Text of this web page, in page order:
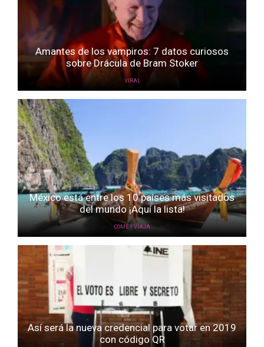
Amantes de los vampiros: 7 datos curiosos
sobre Drácula de Bram Stoker
VIRAL
México está entre los 10 países más visitados
del mundo ¡Aquí la lista!
COME Y VIAJA
Así será la nueva credencial para votar en 2019
con código QR